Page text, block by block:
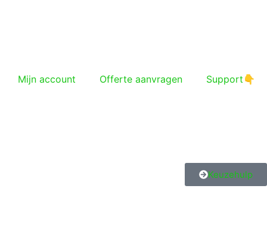
Mijn account Offerte aanvragen Support👇
Keuzehulp